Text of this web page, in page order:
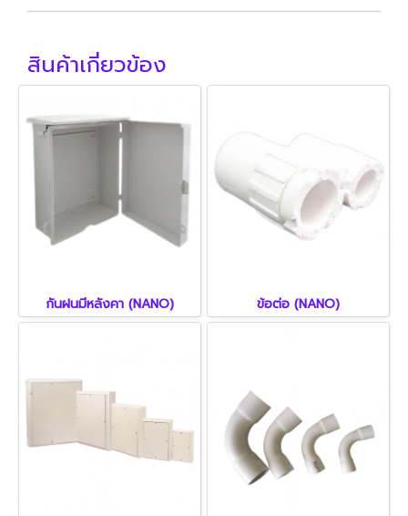
สินค้าเกี่ยวข้อง
กันฝนมีหลังคา (NANO) ข้อต่อ (NANO)